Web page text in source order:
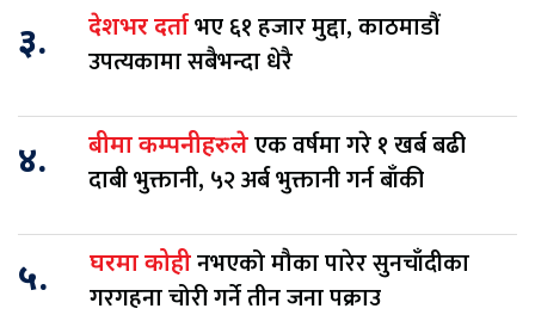
३. देशभर दर्ताभए ६१ हजार मुद्दा, काठमाडौं
उपत्यकामा सबैभन्दा धेरै
४. बीमा कम्पनीहरुलेएक वर्षमा गरे १ खर्ब बढी
दाबी भुक्तानी, ५२ अर्ब भुक्तानी गर्न बाँकी
५. घरमा कोहीनभएको मौका पारेर सुनचाँदीका
गरगहना चोरी गर्ने तीन जना पक्राउ